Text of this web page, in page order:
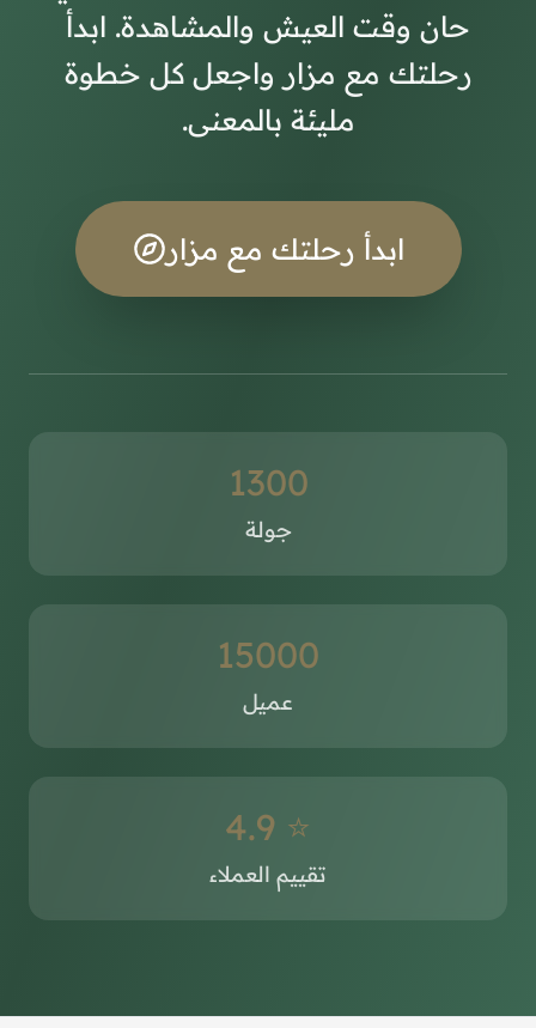
حان وقت العيش والمشاهدة. ابدأ
رحلتك مع مزار واجعل كل خطوة
مليئة بالمعنى.
ابدأ رحلتك مع مزار
1300
جولة
15000
عميل
⭐ 4.9
تقييم العملاء